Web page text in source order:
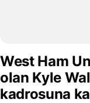
West Ham
olan Kyle
kadrosuna